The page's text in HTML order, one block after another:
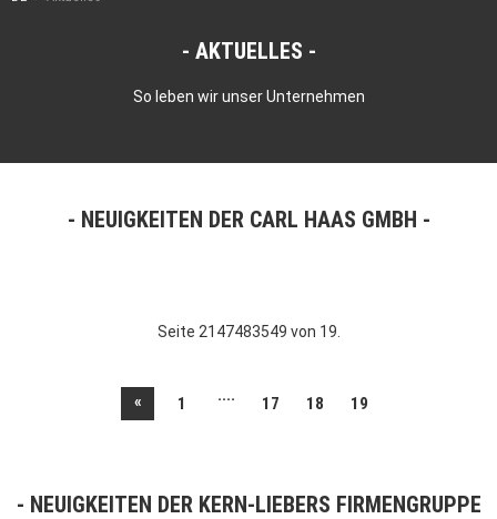
AKTUELLES
So leben wir unser Unternehmen
NEUIGKEITEN DER CARL HAAS GMBH
Seite 2147483549 von 19.
« 1 .... 17 18 19
NEUIGKEITEN DER KERN-LIEBERS FIRMENGRUPPE